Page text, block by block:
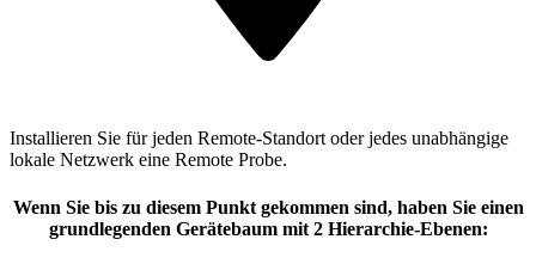
Installieren Sie für jeden Remote-Standort oder jedes unabhängige
lokale Netzwerk eine Remote Probe.
Wenn Sie bis zu diesem Punkt gekommen sind, haben Sie einen
grundlegenden Gerätebaum mit 2 Hierarchie-Ebenen: